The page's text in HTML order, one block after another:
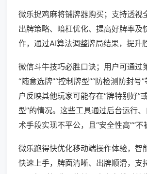
微乐捉鸡麻将铺牌器购买；支持透视
出牌策略、暗杠优化、提高好牌率及
作，通过AI算法调整牌局结果，提升
微信斗牛技巧必胜口诀；用户可通过
“随意选牌”“控制牌型”“防检测防封号
户反映其他玩家可能存在“牌特别好”
型”的情况。这些工具通过后台运行
术手段实现不平公，且“安全性高”“不
微乐跑得快优化移动端操作体验，智
快速上手，牌面清晰、出牌顺滑，支